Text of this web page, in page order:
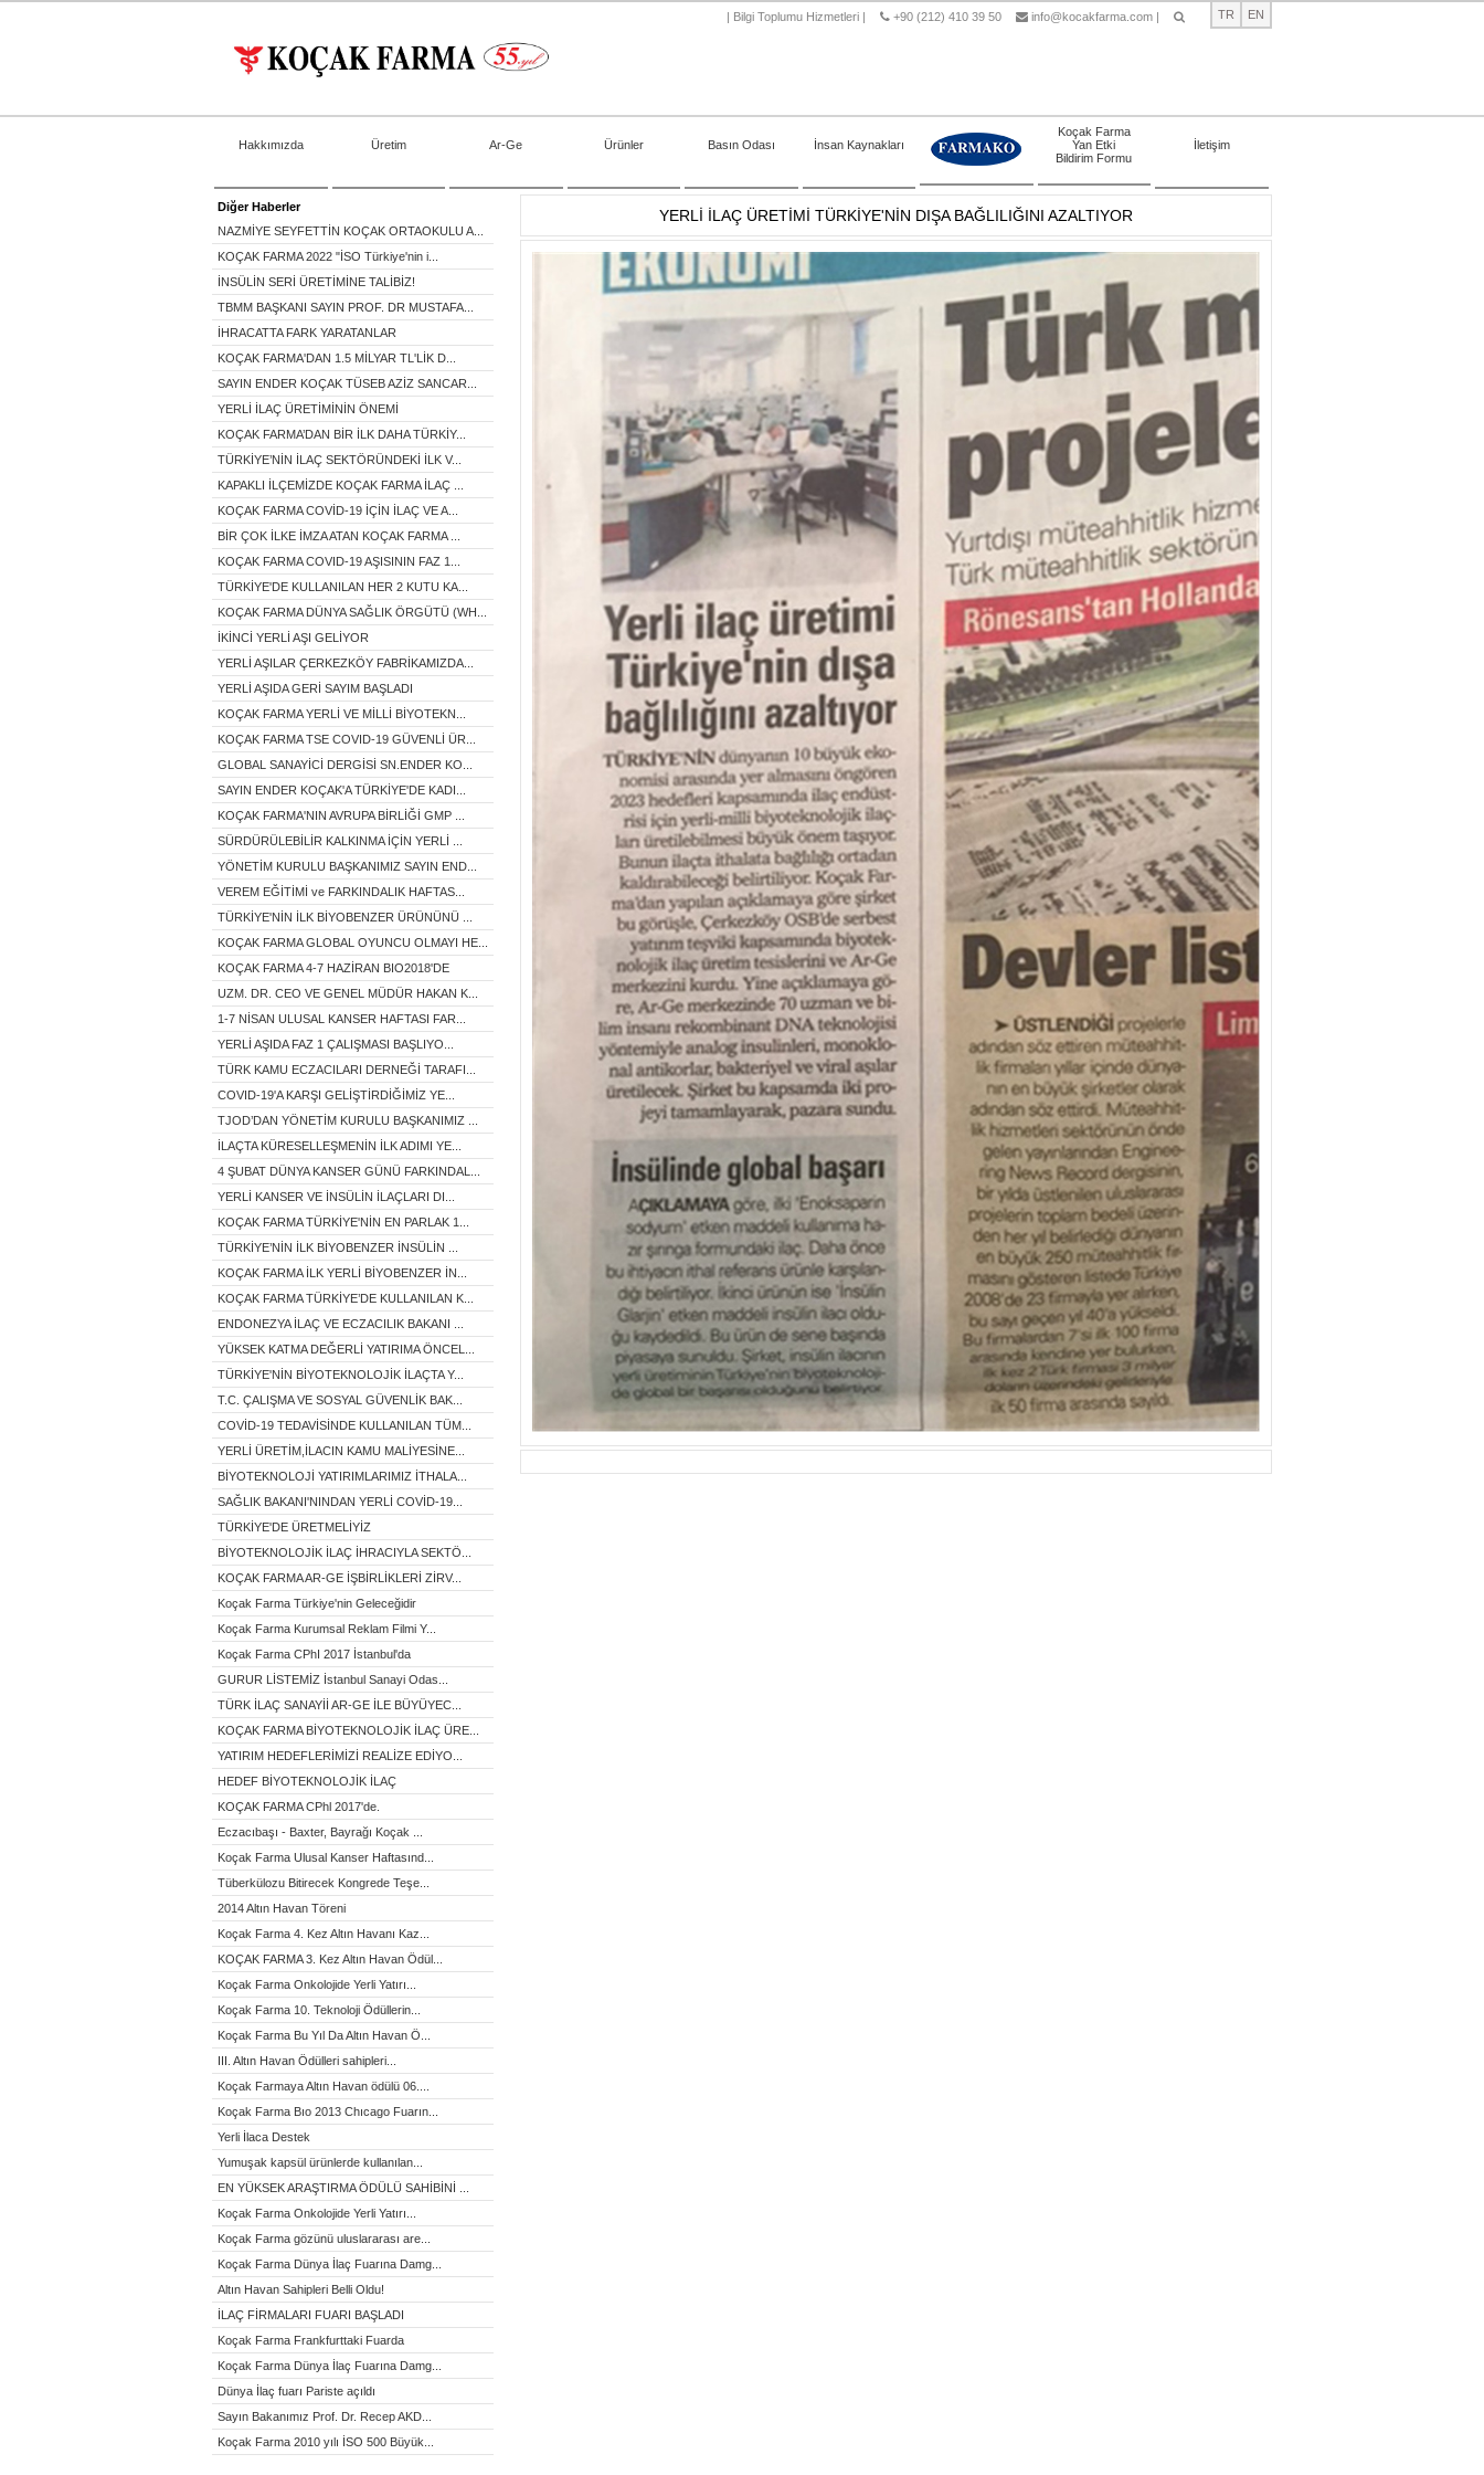
| Bilgi Toplumu Hizmetleri | +90 (212) 410 39 50 info@kocakfarma.com | TR EN
Hakkımızda Üretim Ar-Ge Ürünler Basın Odası İnsan Kaynakları
Koçak Farma
Yan Etki
Bildirim Formu
İletişim
Diğer Haberler
NAZMİYE SEYFETTİN KOÇAK ORTAOKULU A...
KOÇAK FARMA 2022 "İSO Türkiye'nin i...
İNSÜLİN SERİ ÜRETİMİNE TALİBİZ!
TBMM BAŞKANI SAYIN PROF. DR MUSTAFA...
İHRACATTA FARK YARATANLAR
KOÇAK FARMA'DAN 1.5 MİLYAR TL'LİK D...
SAYIN ENDER KOÇAK TÜSEB AZİZ SANCAR...
YERLİ İLAÇ ÜRETİMİNİN ÖNEMİ
KOÇAK FARMA’DAN BİR İLK DAHA TÜRKİY...
TÜRKİYE’NİN İLAÇ SEKTÖRÜNDEKİ İLK V...
KAPAKLI İLÇEMİZDE KOÇAK FARMA İLAÇ ...
KOÇAK FARMA COVİD-19 İÇİN İLAÇ VE A...
BİR ÇOK İLKE İMZA ATAN KOÇAK FARMA ...
KOÇAK FARMA COVID-19 AŞISININ FAZ 1...
TÜRKİYE'DE KULLANILAN HER 2 KUTU KA...
KOÇAK FARMA DÜNYA SAĞLIK ÖRGÜTÜ (WH...
İKİNCİ YERLİ AŞI GELİYOR
YERLİ AŞILAR ÇERKEZKÖY FABRİKAMIZDA...
YERLİ AŞIDA GERİ SAYIM BAŞLADI
KOÇAK FARMA YERLİ VE MİLLİ BİYOTEKN...
KOÇAK FARMA TSE COVID-19 GÜVENLİ ÜR...
GLOBAL SANAYİCİ DERGİSİ SN.ENDER KO...
SAYIN ENDER KOÇAK'A TÜRKİYE'DE KADI...
KOÇAK FARMA'NIN AVRUPA BİRLİĞİ GMP ...
SÜRDÜRÜLEBİLİR KALKINMA İÇİN YERLİ ...
YÖNETİM KURULU BAŞKANIMIZ SAYIN END...
VEREM EĞİTİMİ ve FARKINDALIK HAFTAS...
TÜRKİYE'NİN İLK BİYOBENZER ÜRÜNÜNÜ ...
KOÇAK FARMA GLOBAL OYUNCU OLMAYI HE...
KOÇAK FARMA 4-7 HAZİRAN BIO2018'DE
UZM. DR. CEO VE GENEL MÜDÜR HAKAN K...
1-7 NİSAN ULUSAL KANSER HAFTASI FAR...
YERLİ AŞIDA FAZ 1 ÇALIŞMASI BAŞLIYO...
TÜRK KAMU ECZACILARI DERNEĞİ TARAFI...
COVID-19'A KARŞI GELİŞTİRDİĞİMİZ YE...
TJOD’DAN YÖNETİM KURULU BAŞKANIMIZ ...
İLAÇTA KÜRESELLEŞMENİN İLK ADIMI YE...
4 ŞUBAT DÜNYA KANSER GÜNÜ FARKINDAL...
YERLİ KANSER VE İNSÜLİN İLAÇLARI DI...
KOÇAK FARMA TÜRKİYE'NİN EN PARLAK 1...
TÜRKİYE’NİN İLK BİYOBENZER İNSÜLİN ...
KOÇAK FARMA İLK YERLİ BİYOBENZER İN...
KOÇAK FARMA TÜRKİYE’DE KULLANILAN K...
ENDONEZYA İLAÇ VE ECZACILIK BAKANI ...
YÜKSEK KATMA DEĞERLİ YATIRIMA ÖNCEL...
TÜRKİYE'NİN BİYOTEKNOLOJİK İLAÇTA Y...
T.C. ÇALIŞMA VE SOSYAL GÜVENLİK BAK...
COVİD-19 TEDAVİSİNDE KULLANILAN TÜM...
YERLİ ÜRETİM,İLACIN KAMU MALİYESİNE...
BİYOTEKNOLOJİ YATIRIMLARIMIZ İTHALA...
SAĞLIK BAKANI'NINDAN YERLİ COVİD-19...
TÜRKİYE'DE ÜRETMELİYİZ
BİYOTEKNOLOJİK İLAÇ İHRACIYLA SEKTÖ...
KOÇAK FARMA AR-GE İŞBİRLİKLERİ ZİRV...
Koçak Farma Türkiye'nin Geleceğidir
Koçak Farma Kurumsal Reklam Filmi Y...
Koçak Farma CPhI 2017 İstanbul'da
GURUR LİSTEMİZ İstanbul Sanayi Odas...
TÜRK İLAÇ SANAYİİ AR-GE İLE BÜYÜYEC...
KOÇAK FARMA BİYOTEKNOLOJİK İLAÇ ÜRE...
YATIRIM HEDEFLERİMİZİ REALİZE EDİYO...
HEDEF BİYOTEKNOLOJİK İLAÇ
KOÇAK FARMA CPhl 2017'de.
Eczacıbaşı - Baxter, Bayrağı Koçak ...
Koçak Farma Ulusal Kanser Haftasınd...
Tüberkülozu Bitirecek Kongrede Teşe...
2014 Altın Havan Töreni
Koçak Farma 4. Kez Altın Havanı Kaz...
KOÇAK FARMA 3. Kez Altın Havan Ödül...
Koçak Farma Onkolojide Yerli Yatırı...
Koçak Farma 10. Teknoloji Ödüllerin...
Koçak Farma Bu Yıl Da Altın Havan Ö...
III. Altın Havan Ödülleri sahipleri...
Koçak Farmaya Altın Havan ödülü 06....
Koçak Farma Bıo 2013 Chıcago Fuarın...
Yerli İlaca Destek
Yumuşak kapsül ürünlerde kullanılan...
EN YÜKSEK ARAŞTIRMA ÖDÜLÜ SAHİBİNİ ...
Koçak Farma Onkolojide Yerli Yatırı...
Koçak Farma gözünü uluslararası are...
Koçak Farma Dünya İlaç Fuarına Damg...
Altın Havan Sahipleri Belli Oldu!
İLAÇ FİRMALARI FUARI BAŞLADI
Koçak Farma Frankfurttaki Fuarda
Koçak Farma Dünya İlaç Fuarına Damg...
Dünya İlaç fuarı Pariste açıldı
Sayın Bakanımız Prof. Dr. Recep AKD...
Koçak Farma 2010 yılı İSO 500 Büyük...
YERLİ İLAÇ ÜRETİMİ TÜRKİYE'NİN DIŞA BAĞLILIĞINI AZALTIYOR